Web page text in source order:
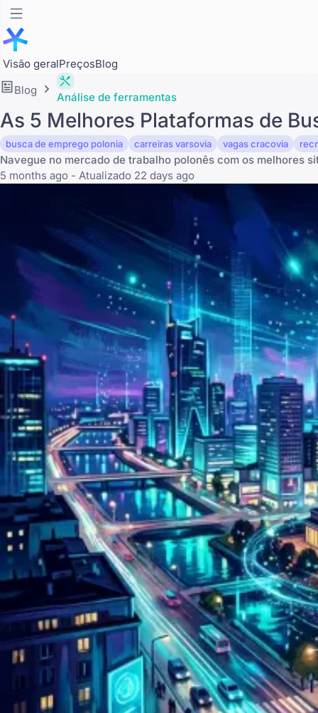
Visão geralPreçosBlog
Blog
Análise de ferramentas
As 5 Melhores Plataformas de
busca de emprego polonia carreiras varsovia vagas cracovia
Navegue no mercado de trabalho polonês com os melhores
5 months ago - Atualizado 22 days ago